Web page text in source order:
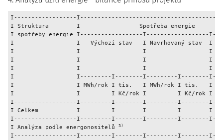
I------------------
I Struktura        I                 Spotřeba energie
I spotřeby energie I------------------I------------------
I                  I   Výchozí stav   I Navrhovaný stav  I
I                  I                  I                  I
I                  I                  I                  I mínus
I                  I                  I                  I
I                  I---------I--------I---------I--------
I                  I MWh/rok I tis.   I MWh/rok I tis.   I
I                  I         I Kč/rok I         I Kč/rok I
I------------------I---------I--------I---------I--------
I Celkem           I         I        I         I        I
I------------------I---------I--------I---------I--------
I Analýza podle energonositelů
3)
I------------------I---------I--------I---------I--------